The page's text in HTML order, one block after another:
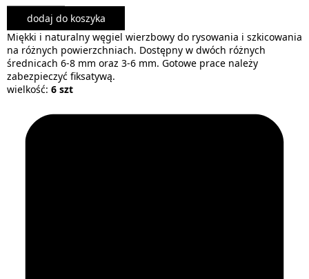
dodaj do koszyka
Miękki i naturalny węgiel wierzbowy do rysowania i szkicowania
na różnych powierzchniach. Dostępny w dwóch różnych
średnicach 6-8 mm oraz 3-6 mm. Gotowe prace należy
zabezpieczyć fiksatywą.
wielkość: 6 szt